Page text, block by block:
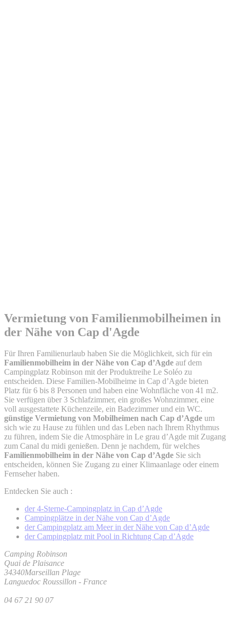
Vermietung von Familienmobilheimen in
der Nähe von Cap d'Agde
Für Ihren Familienurlaub haben Sie die Möglichkeit, sich für ein
Familienmobilheim in der Nähe von Cap d’Agde auf dem
Campingplatz Robinson mit der Produktreihe Le Soléo zu
entscheiden. Diese Familien-Mobilheime in Cap d’Agde bieten
Platz für 6 bis 8 Personen und haben eine Wohnfläche von 41 m2.
Sie verfügen über 3 Schlafzimmer, ein großes Wohnzimmer, eine
voll ausgestattete Küchenzeile, ein Badezimmer und ein WC.
günstige Vermietung von Mobilheimen nach Cap d’Agde um
sich wie zu Hause zu fühlen und das Leben nach Ihrem Rhythmus
zu führen, indem Sie die Atmosphäre in Le grau d’Agde mit Zugang
zum Canal du midi genießen. Denn je nachdem, für welches
Familienmobilheim in der Nähe von Cap d’Agde Sie sich
entscheiden, können Sie Zugang zu einer Klimaanlage oder einem
Fernseher haben.
Entdecken Sie auch :
der 4-Sterne-Campingplatz in Cap d’Agde
Campingplätze in der Nähe von Cap d’Agde
der Campingplatz am Meer in der Nähe von Cap d’Agde
der Campingplatz mit Pool in Richtung Cap d’Agde
Camping Robinson
Quai de Plaisance
34340Marseillan Plage
Languedoc Roussillon - France
04 67 21 90 07